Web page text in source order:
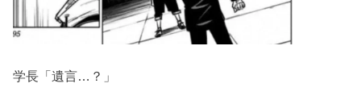
学長「遺言…？」